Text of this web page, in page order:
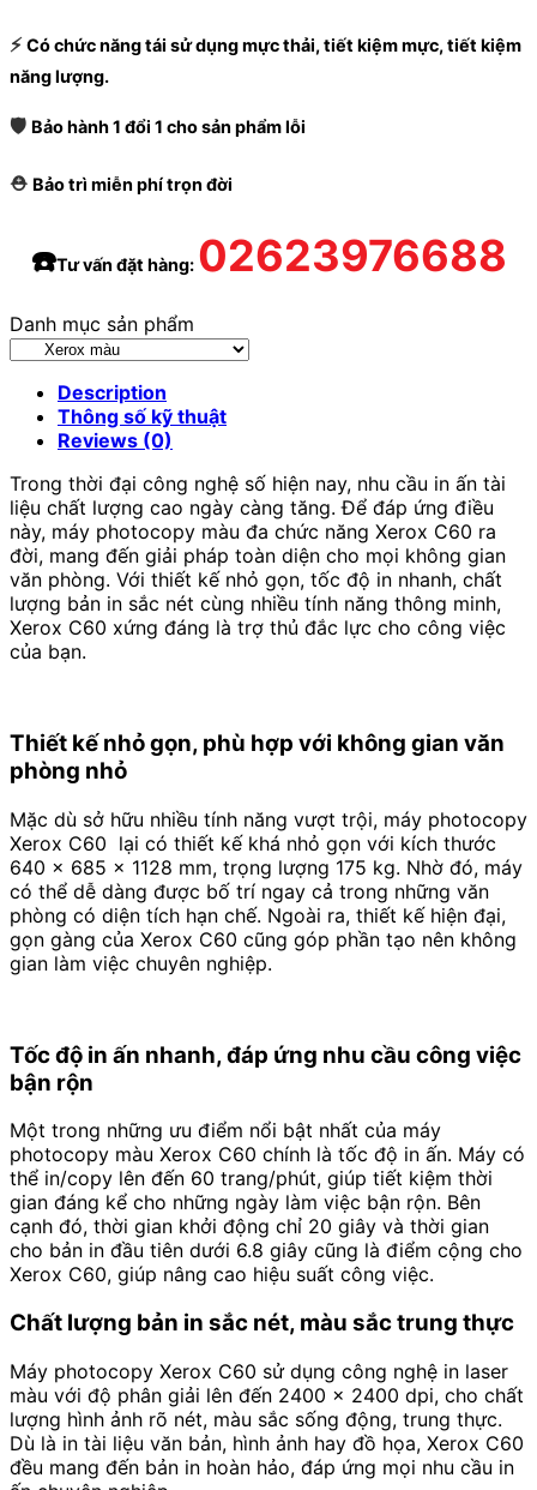
⚡Có chức năng tái sử dụng mực thải, tiết kiệm mực, tiết kiệm
năng lượng.
🛡️ Bảo hành 1 đổi 1 cho sản phẩm lỗi
⛑️ Bảo trì miễn phí trọn đời
☎️Tư vấn đặt hàng: 02623976688
Danh mục sản phẩm
Description
Thông số kỹ thuật
Reviews (0)
Trong thời đại công nghệ số hiện nay, nhu cầu in ấn tài
liệu chất lượng cao ngày càng tăng. Để đáp ứng điều
này, máy photocopy màu đa chức năng Xerox C60 ra
đời, mang đến giải pháp toàn diện cho mọi không gian
văn phòng. Với thiết kế nhỏ gọn, tốc độ in nhanh, chất
lượng bản in sắc nét cùng nhiều tính năng thông minh,
Xerox C60 xứng đáng là trợ thủ đắc lực cho công việc
của bạn.
Thiết kế nhỏ gọn, phù hợp với không gian văn
phòng nhỏ
Mặc dù sở hữu nhiều tính năng vượt trội, máy photocopy
Xerox C60 lại có thiết kế khá nhỏ gọn với kích thước
640 x 685 x 1128 mm, trọng lượng 175 kg. Nhờ đó, máy
có thể dễ dàng được bố trí ngay cả trong những văn
phòng có diện tích hạn chế. Ngoài ra, thiết kế hiện đại,
gọn gàng của Xerox C60 cũng góp phần tạo nên không
gian làm việc chuyên nghiệp.
Tốc độ in ấn nhanh, đáp ứng nhu cầu công việc
bận rộn
Một trong những ưu điểm nổi bật nhất của máy
photocopy màu Xerox C60 chính là tốc độ in ấn. Máy có
thể in/copy lên đến 60 trang/phút, giúp tiết kiệm thời
gian đáng kể cho những ngày làm việc bận rộn. Bên
cạnh đó, thời gian khởi động chỉ 20 giây và thời gian
cho bản in đầu tiên dưới 6.8 giây cũng là điểm cộng cho
Xerox C60, giúp nâng cao hiệu suất công việc.
Chất lượng bản in sắc nét, màu sắc trung thực
Máy photocopy Xerox C60 sử dụng công nghệ in laser
màu với độ phân giải lên đến 2400 x 2400 dpi, cho chất
lượng hình ảnh rõ nét, màu sắc sống động, trung thực.
Dù là in tài liệu văn bản, hình ảnh hay đồ họa, Xerox C60
đều mang đến bản in hoàn hảo, đáp ứng mọi nhu cầu in